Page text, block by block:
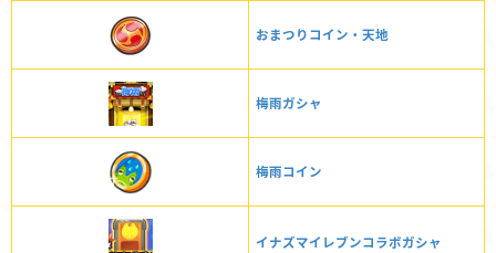
おまつりコイン・天地
梅雨ガシャ
梅雨コイン
イナズマイレブンコラボガシャ